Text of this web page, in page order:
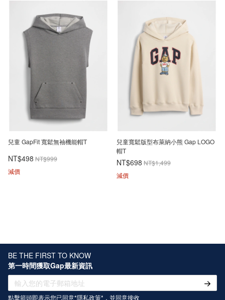
兒童 GapFit 寬鬆無袖機能帽T
NT$498 NT$999
減價
兒童寬鬆版型布萊納小熊 Gap LOGO
帽T
NT$698 NT$1,499
減價
BE THE FIRST TO KNOW
第一時間獲取Gap最新資訊
點擊箭頭即表示您已同意*隱私政策*，並同意接收